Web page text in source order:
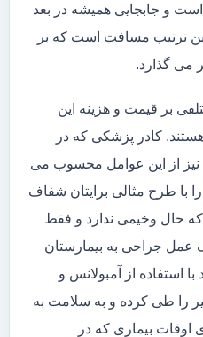
و جابجایی همیشه در بعد
ترتیب مسافت است که بر
می گذارد.
بر قیمت و هزینه این
کادر پزشکی که در
نیز از این عوامل محسوب می
با طرح مثالی برایتان شفاف
حال وخیمی ندارد و فقط
عمل جراحی به بیمارستان
استفاده از آمبولانس و
را طی کرده و به سلامت به
اوقات بیماری که در